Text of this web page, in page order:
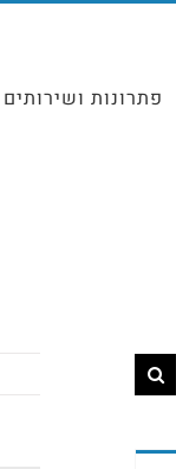
פתרונות ושירותים